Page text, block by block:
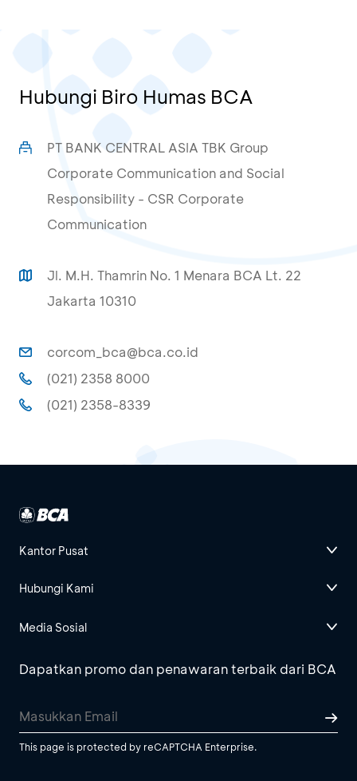
Hubungi Biro Humas BCA
PT BANK CENTRAL ASIA TBK Group
Corporate Communication and Social
Responsibility - CSR Corporate
Communication
Jl. M.H. Thamrin No. 1 Menara BCA Lt. 22
Jakarta 10310
corcom_bca@bca.co.id
(021) 2358 8000
(021) 2358-8339
Kantor Pusat
Hubungi Kami
Media Sosial
Dapatkan promo dan penawaran terbaik dari BCA
This page is protected by reCAPTCHA Enterprise.